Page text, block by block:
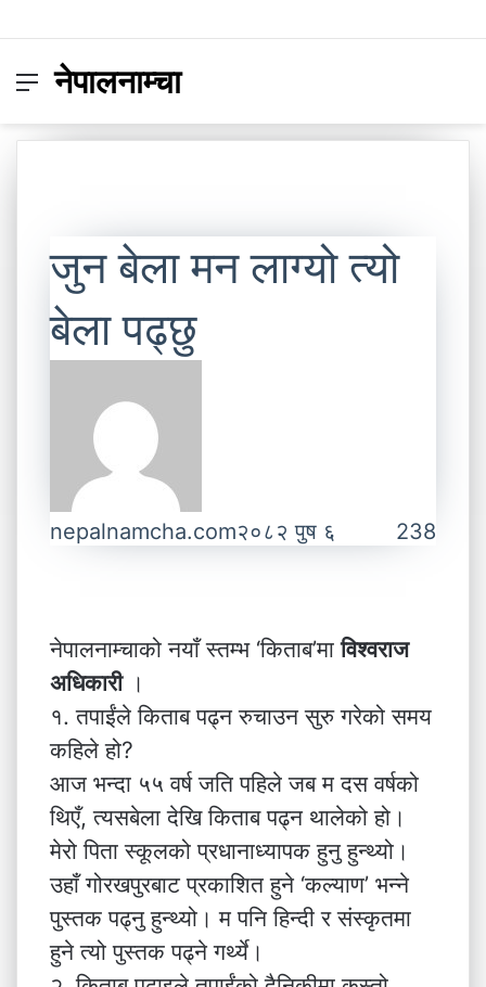
Menu
नेपालनाम्चा
जुन बेला मन लाग्यो त्यो
बेला पढ्छु
nepalnamcha.com२०८२ पुष ६ 238
नेपालनाम्चाको नयाँ स्तम्भ ‘किताब’माविश्वराज
अधिकारी।
१. तपाईंले किताब पढ्न रुचाउन सुरु गरेको समय
कहिले हो?
आज भन्दा ५५ वर्ष जति पहिले जब म दस वर्षको
थिएँ, त्यसबेला देखि किताब पढ्न थालेको हो।
मेरो पिता स्कूलको प्रधानाध्यापक हुनु हुन्थ्यो।
उहाँ गोरखपुरबाट प्रकाशित हुने ‘कल्याण’ भन्ने
पुस्तक पढ्नु हुन्थ्यो। म पनि हिन्दी र संस्कृतमा
हुने त्यो पुस्तक पढ्ने गर्थ्ये।